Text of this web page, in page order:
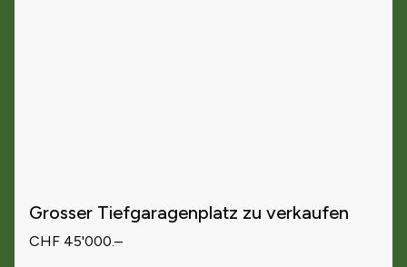
Grosser Tiefgaragenplatz zu verkaufen
CHF 45'000.–